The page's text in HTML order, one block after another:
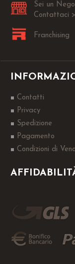
Sei un
Contattaci >
Franchising
Contatti
Privacy
Spedizione
Pagamento
Condizioni di